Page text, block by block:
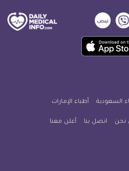
ديلي
ميديكال
انفو
ديلي
ميديكال
انفو
السعودية أطباء الإمارات
نحن اتصل بنا أعلن معنا